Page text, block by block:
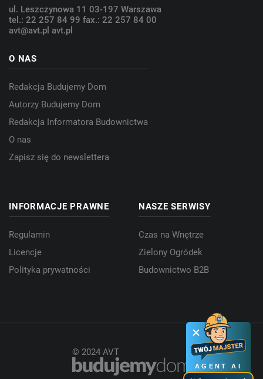
ul. Leszczynowa 11 03-197 Warszawa
tel.: 22 257 84 99 fax.: 22 257 84 00
avt@avt.pl avt.pl
O NAS
Redakcja Budujemy Dom
Autorzy Budujemy Dom
Redakcja Informatora Budownictwa
O nas
Zapisz się do newslettera
INFORMACJE PRAWNE
Regulamin
Licencje
Polityka prywatności
NASZE SERWISY
Czas na Wnętrze
Zielony Ogródek
Budownictwo B2B
© 2024 AVT
AGENT AI